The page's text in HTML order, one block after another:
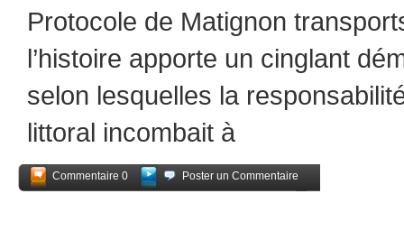
Protocole de Matignon
l’histoire apporte un cinglant
selon lesquelles la
littoral incombait à
Commentaire 0
Poster un Commentaire